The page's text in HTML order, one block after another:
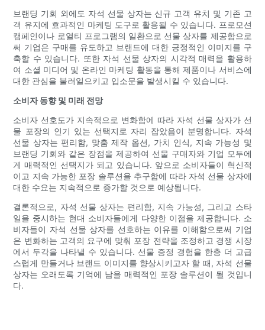
브랜딩 기회 외에도 자석 선물 상자는 신규 고객 유치 및 기존 고
객 유지에 효과적인 마케팅 도구로 활용될 수 있습니다. 프로모션
캠페인이나 로열티 프로그램의 일환으로 선물 상자를 제공함으로
써 기업은 구매를 유도하고 브랜드에 대한 긍정적인 이미지를 구
축할 수 있습니다. 또한 자석 선물 상자의 시각적 매력을 활용하
여 소셜 미디어 및 온라인 마케팅 활동을 통해 제품이나 서비스에
대한 관심을 불러일으키고 입소문을 발생시킬 수 있습니다.
소비자 동향 및 미래 전망
소비자 선호도가 지속적으로 변화함에 따라 자석 선물 상자가 선
물 포장의 인기 있는 선택지로 자리 잡았음이 분명합니다. 자석
선물 상자는 편리함, 맞춤 제작 옵션, 가치 인식, 지속 가능성 및
브랜딩 기회와 같은 장점을 제공하여 선물 구매자와 기업 모두에
게 매력적인 선택지가 되고 있습니다. 앞으로 소비자들이 혁신적
이고 지속 가능한 포장 솔루션을 추구함에 따라 자석 선물 상자에
대한 수요는 지속적으로 증가할 것으로 예상됩니다.
결론적으로, 자석 선물 상자는 편리함, 지속 가능성, 그리고 스타
일을 중시하는 현대 소비자들에게 다양한 이점을 제공합니다. 소
비자들이 자석 선물 상자를 선호하는 이유를 이해함으로써 기업
은 변화하는 고객의 요구에 맞춰 포장 전략을 조정하고 경쟁 시장
에서 두각을 나타낼 수 있습니다. 선물 증정 경험을 한층 더 고급
스럽게 만들거나 브랜드 이미지를 향상시키고자 할 때, 자석 선물
상자는 오래도록 기억에 남을 매력적인 포장 솔루션이 될 것입니
다.